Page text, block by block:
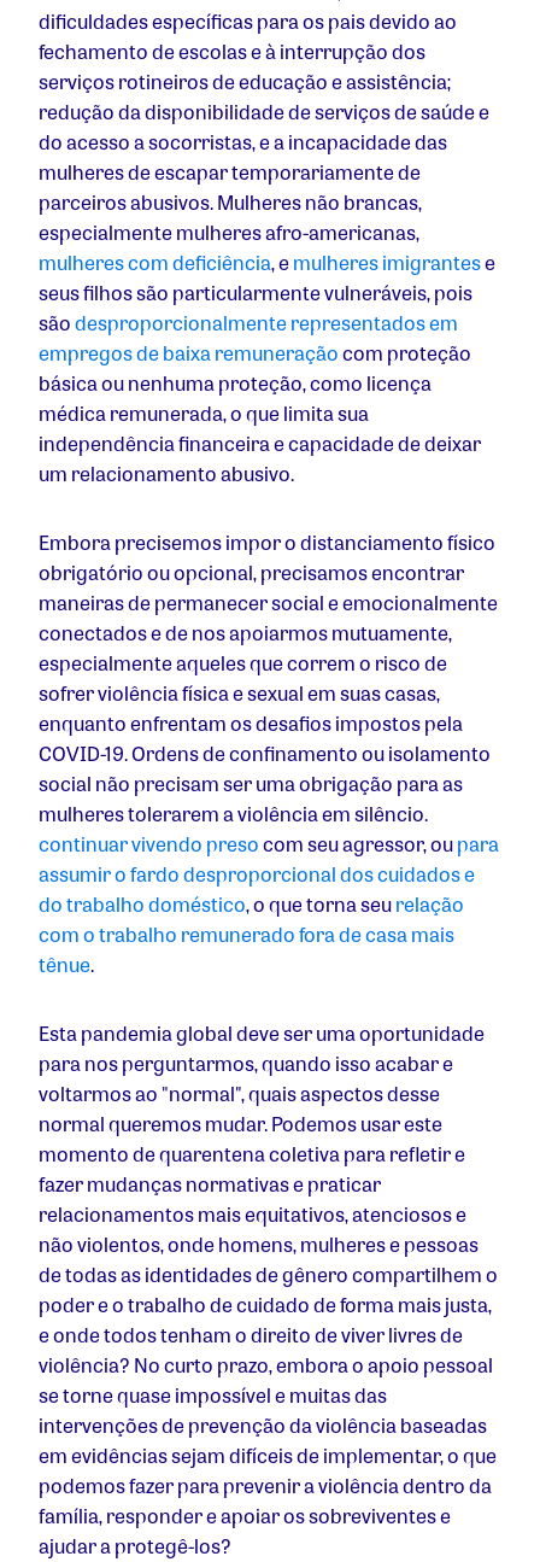
dificuldades específicas para os pais devido ao
fechamento de escolas e à interrupção dos
serviços rotineiros de educação e assistência;
redução da disponibilidade de serviços de saúde e
do acesso a socorristas, e a incapacidade das
mulheres de escapar temporariamente de
parceiros abusivos. Mulheres não brancas,
especialmente mulheres afro-americanas,
mulheres com deficiência, emulheres imigrantese
seus filhos são particularmente vulneráveis, pois
sãodesproporcionalmente representados em
empregos de baixa remuneraçãocom proteção
básica ou nenhuma proteção, como licença
médica remunerada, o que limita sua
independência financeira e capacidade de deixar
um relacionamento abusivo.
Embora precisemos impor o distanciamento físico
obrigatório ou opcional, precisamos encontrar
maneiras de permanecer social e emocionalmente
conectados e de nos apoiarmos mutuamente,
especialmente aqueles que correm o risco de
sofrer violência física e sexual em suas casas,
enquanto enfrentam os desafios impostos pela
COVID-19. Ordens de confinamento ou isolamento
social não precisam ser uma obrigação para as
mulheres tolerarem a violência em silêncio.
continuar vivendo presocom seu agressor, oupara
assumir o fardo desproporcional dos cuidados e
do trabalho doméstico, o que torna seurelação
com o trabalho remunerado fora de casa mais
tênue.
Esta pandemia global deve ser uma oportunidade
para nos perguntarmos, quando isso acabar e
voltarmos ao "normal", quais aspectos desse
normal queremos mudar. Podemos usar este
momento de quarentena coletiva para refletir e
fazer mudanças normativas e praticar
relacionamentos mais equitativos, atenciosos e
não violentos, onde homens, mulheres e pessoas
de todas as identidades de gênero compartilhem o
poder e o trabalho de cuidado de forma mais justa,
e onde todos tenham o direito de viver livres de
violência? No curto prazo, embora o apoio pessoal
se torne quase impossível e muitas das
intervenções de prevenção da violência baseadas
em evidências sejam difíceis de implementar, o que
podemos fazer para prevenir a violência dentro da
família, responder e apoiar os sobreviventes e
ajudar a protegê-los?